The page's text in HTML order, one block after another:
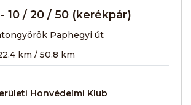
10 / 20 / 50 (kerékpár)
Paphegyi út
km / 50.8 km
Honvédelmi Klub